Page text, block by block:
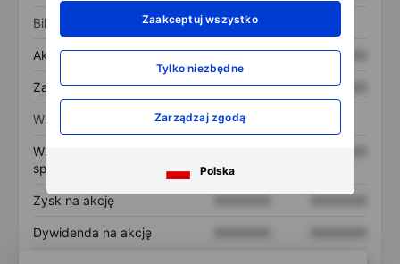
Zaakceptuj wszystko
Tylko niezbędne
Zarządzaj zgodą
Polska
Bilans
Aktywa ogółem XXXXXXX XXXXXXX
Zadłużenie ogółem XXXXXXX XXXXXXX
Wskaźniki
Współczynnik cena do
sprzedaży
Zysk na akcję
Dywidenda na akcję